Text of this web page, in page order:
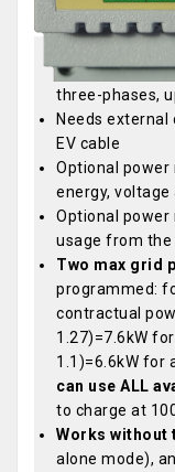
three-phases,
Needs external
EV cable
Optional power
energy,
Optional
usage from the
Two max grid
programmed:
contractual
1.27)=7.6kW
1.1)=6.6kW for
can use ALL
to charge at
Works
alone mode),